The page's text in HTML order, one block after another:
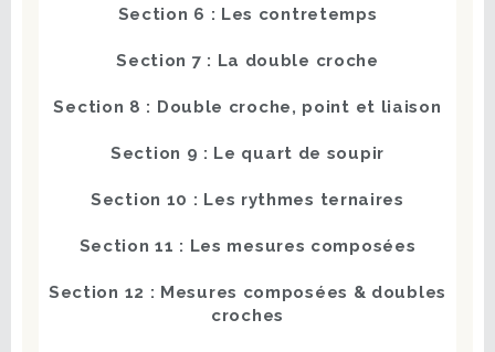
Section 6 : Les contretemps
Section 7 : La double croche
Section 8 : Double croche, point et liaison
Section 9 : Le quart de soupir
Section 10 : Les rythmes ternaires
Section 11 : Les mesures composées
Section 12 : Mesures composées & doubles
croches